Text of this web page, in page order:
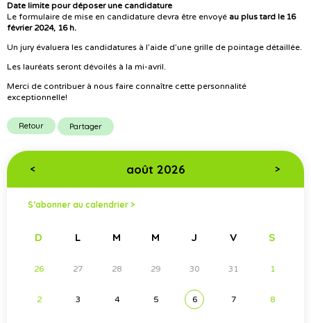
Date limite pour déposer une candidature
Le formulaire de mise en candidature devra être envoyé au plus tard le 16
février 2024, 16 h.
Un jury évaluera les candidatures à l’aide d’une grille de pointage détaillée.
Les lauréats seront dévoilés à la mi-avril.
Merci de contribuer à nous faire connaître cette personnalité
exceptionnelle!
Retour Partager
< août 2026 >
S’abonner au calendrier >
D L M M J V S
26 27 28 29 30 31 1
2 3 4 5 6 7 8